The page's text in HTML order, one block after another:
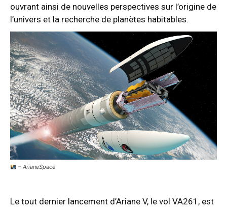
ouvrant ainsi de nouvelles perspectives sur l’origine de
l’univers et la recherche de planètes habitables.
– ArianeSpace
Le tout dernier lancement d’Ariane V, le vol VA261, est